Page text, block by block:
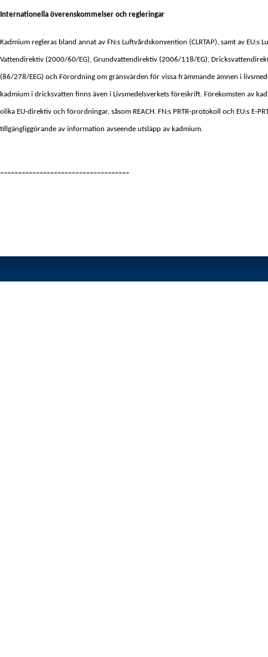
Internationella överenskommelser och regleringar
Kadmium regleras bland annat av FN:s Luftvårdskonvention (CLRTAP), samt av
Vattendirektiv (2000/60/EG), Grundvattendirektiv (2006/118/EG),
(86/278/EEG) och Förordning om gränsvärden för vissa främmande ämnen i
kadmium i dricksvatten finns även i Livsmedelsverkets föreskrift. Förekomsten av
olika EU-direktiv och förordningar, såsom REACH. FN:s PRTR-protokoll och EU:s E-
tillgängliggörande av information avseende utsläpp av kadmium.
------------------------------------